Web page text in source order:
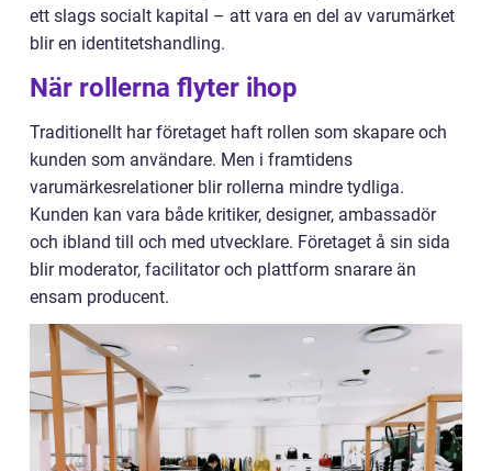
ett slags socialt kapital – att vara en del av varumärket
blir en identitetshandling.
När rollerna flyter ihop
Traditionellt har företaget haft rollen som skapare och
kunden som användare. Men i framtidens
varumärkesrelationer blir rollerna mindre tydliga.
Kunden kan vara både kritiker, designer, ambassadör
och ibland till och med utvecklare. Företaget å sin sida
blir moderator, facilitator och plattform snarare än
ensam producent.